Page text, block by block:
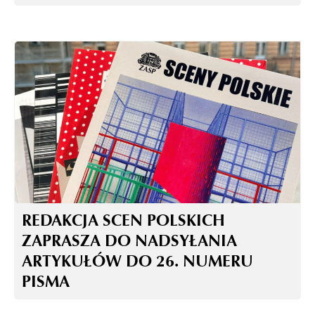
REDAKCJA SCEN POLSKICH
ZAPRASZA DO NADSYŁANIA
ARTYKUŁÓW DO 26. NUMERU
PISMA